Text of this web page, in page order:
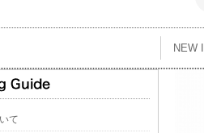
NEW
て